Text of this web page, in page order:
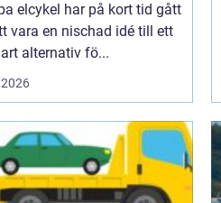
elcykel har på kort tid gått
vara en nischad idé till ett
alternativ fö...